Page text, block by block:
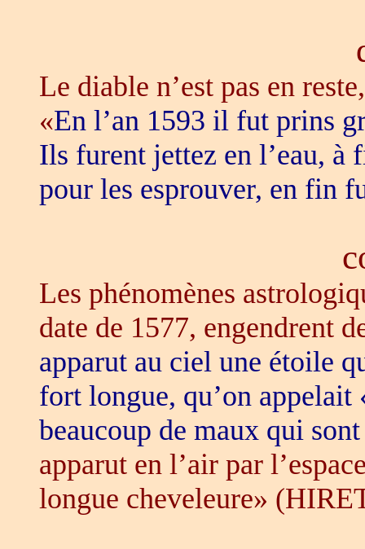
Le diable n’est pas en
«En l’an 1593 il fut prins
Ils furent jettez en l’eau, à
pour les esprouver, en fin
Les phénomènes
date de 1577, engendrent
apparut au ciel une étoile
fort longue, qu’on appelait
beaucoup de maux qui
apparut en l’air par
longue cheveleure»